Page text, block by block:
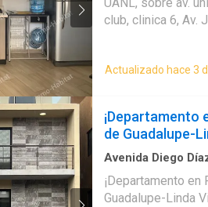
modelo y metraje del
encantara!!
Gas natural·
verdes
club, clinica 6, Av. Juan
cocina integral
cafetera,
closets. comedor
Incluye agua, gas,
semana. No incluye la luz . Requisitos:
se requiere Poliza
Actualizado hace 3
¡Departamento
de Guadalupe-
Avenida Diego
integral·
¡Departamento en
Guadalupe-Linda Vista,